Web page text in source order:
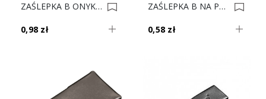
ZAŚLEPKA B ONYKS NA PUSZKE ZAWIASU 8mm 70T4504 0013213
0,98 zł
ZAŚLEPKA B NA PUSZKE ZAWIASU 8mm 70T4504 0013212
0,58 zł